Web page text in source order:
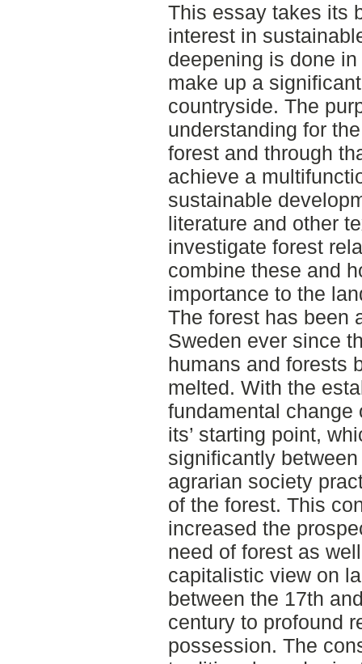
This essay takes its
interest in
deepening is done
make up a
countryside. The
understanding for
forest and through
achieve a
sustainable
literature and other
investigate forest
combine these and
importance to the
The forest has been
Sweden ever since
humans and forests
melted. With the
fundamental change
its’ starting point,
significantly
agrarian society
of the forest. This
increased the
need of forest as
capitalistic view on
between the 17th
century to profound
possession. The